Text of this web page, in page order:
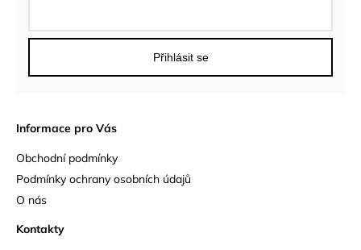
Přihlásit se
Informace pro Vás
Obchodní podmínky
Podmínky ochrany osobních údajů
O nás
Kontakty